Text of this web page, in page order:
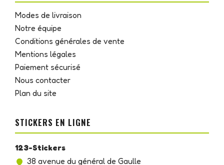
Modes de livraison
Notre équipe
Conditions générales de vente
Mentions légales
Paiement sécurisé
Nous contacter
Plan du site
STICKERS EN LIGNE
123-Stickers
38 avenue du général de Gaulle